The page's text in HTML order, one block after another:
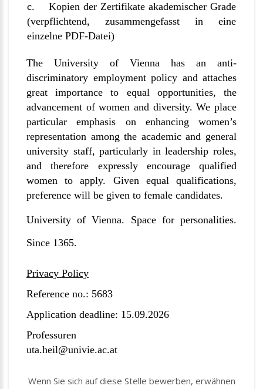
c. Kopien der Zertifikate akademischer Grade
(verpflichtend, zusammengefasst in eine
einzelne PDF-Datei)
The University of Vienna has an anti-
discriminatory employment policy and attaches
great importance to equal opportunities, the
advancement of women and diversity. We place
particular emphasis on enhancing women’s
representation among the academic and general
university staff, particularly in leadership roles,
and therefore expressly encourage qualified
women to apply. Given equal qualifications,
preference will be given to female candidates.
University of Vienna. Space for personalities.
Since 1365.
Privacy Policy
Reference no.: 5683
Application deadline: 15.09.2026
Professuren
uta.heil@univie.ac.at
Wenn Sie sich auf diese Stelle bewerben, erwähnen